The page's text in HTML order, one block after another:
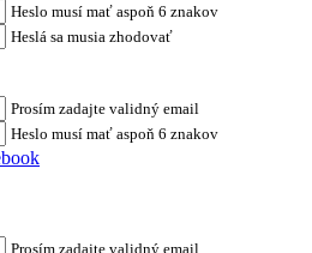
Heslo musí mať aspoň 6 znakov
Heslá sa musia zhodovať
Prosím zadajte validný email
Heslo musí mať aspoň 6 znakov
Prosím zadajte validný email